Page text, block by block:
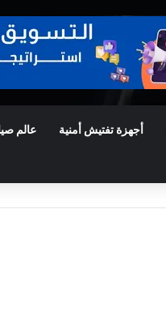
أجهزة تفتيش أمنية عالم